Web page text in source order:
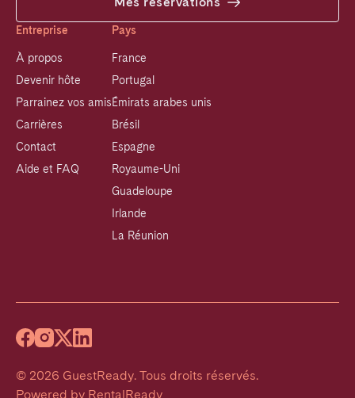
Entreprise
À propos
Devenir hôte
Parrainez vos amis
Carrières
Contact
Aide et FAQ
Pays
France
Portugal
Émirats arabes unis
Brésil
Espagne
Royaume-Uni
Guadeloupe
Irlande
La Réunion
© 2026 GuestReady. Tous droits réservés.
Powered by RentalReady